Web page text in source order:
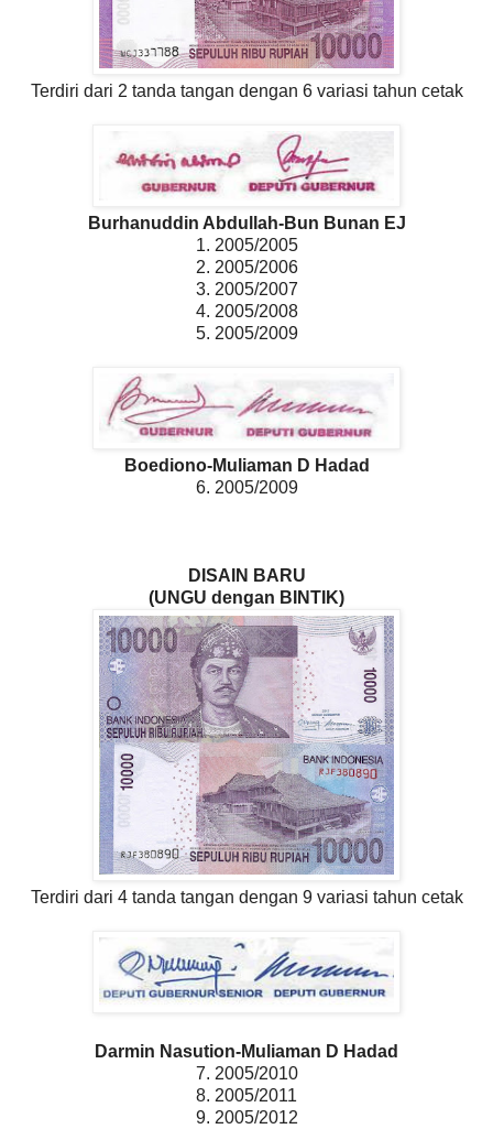
Terdiri dari 2 tanda tangan dengan 6 variasi tahun cetak
Burhanuddin Abdullah-Bun Bunan EJ
1. 2005/2005
2. 2005/2006
3. 2005/2007
4. 2005/2008
5. 2005/2009
Boediono-Muliaman D Hadad
6. 2005/2009
DISAIN BARU
(UNGU dengan BINTIK)
Terdiri dari 4 tanda tangan dengan 9 variasi tahun cetak
Darmin Nasution-Muliaman D Hadad
7. 2005/2010
8. 2005/2011
9. 2005/2012